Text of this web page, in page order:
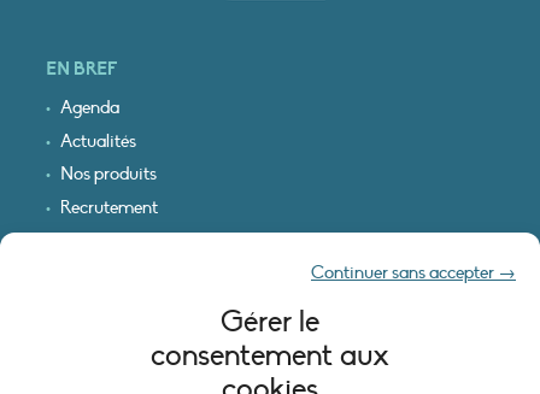
Gérer le
consentement aux
Continuer sans accepter →
EN BREF
Agenda
Actualités
Nos produits
Recrutement
INFORMATIONS LÉGALES
Mentions légales